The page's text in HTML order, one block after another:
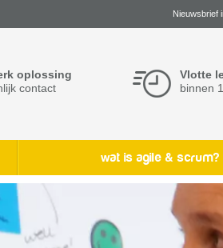
Nieuwsbrief
oplossing
contact
Vlotte
binnen
wat is agile & scrum?